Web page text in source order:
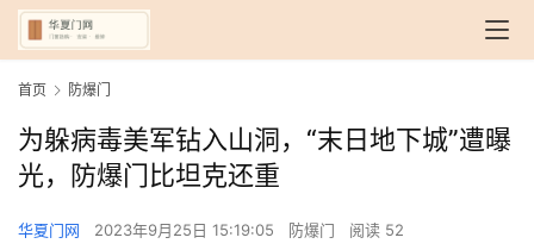
首页 防爆门
为躲病毒美军钻入山洞，“末日地下城”遭曝
光，防爆门比坦克还重
华夏门网 2023年9月25日 15:19:05 防爆门 阅读 52